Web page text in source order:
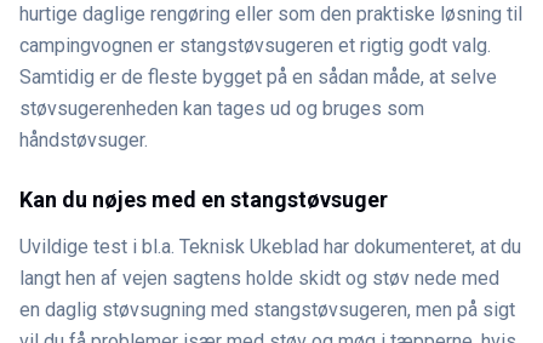
hurtige daglige rengøring eller som den praktiske løsning til
campingvognen er stangstøvsugeren et rigtig godt valg.
Samtidig er de fleste bygget på en sådan måde, at selve
støvsugerenheden kan tages ud og bruges som
håndstøvsuger.
Kan du nøjes med en stangstøvsuger
Uvildige test i bl.a. Teknisk Ukeblad har dokumenteret, at du
langt hen af vejen sagtens holde skidt og støv nede med
en daglig støvsugning med stangstøvsugeren, men på sigt